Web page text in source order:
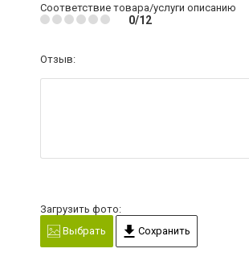
Соответствие товара/услуги описанию
0/12
Отзыв:
Загрузить фото:
Выбрать
Сохранить